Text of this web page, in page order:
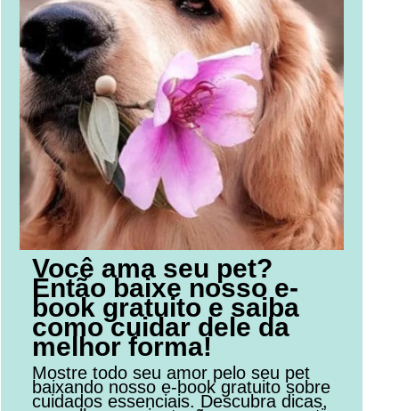
Você ama seu pet?
Então baixe nosso e-
book gratuito e saiba
como cuidar dele da
melhor forma!
Mostre todo seu amor pelo seu pet
baixando nosso e-book gratuito sobre
cuidados essenciais. Descubra dicas,